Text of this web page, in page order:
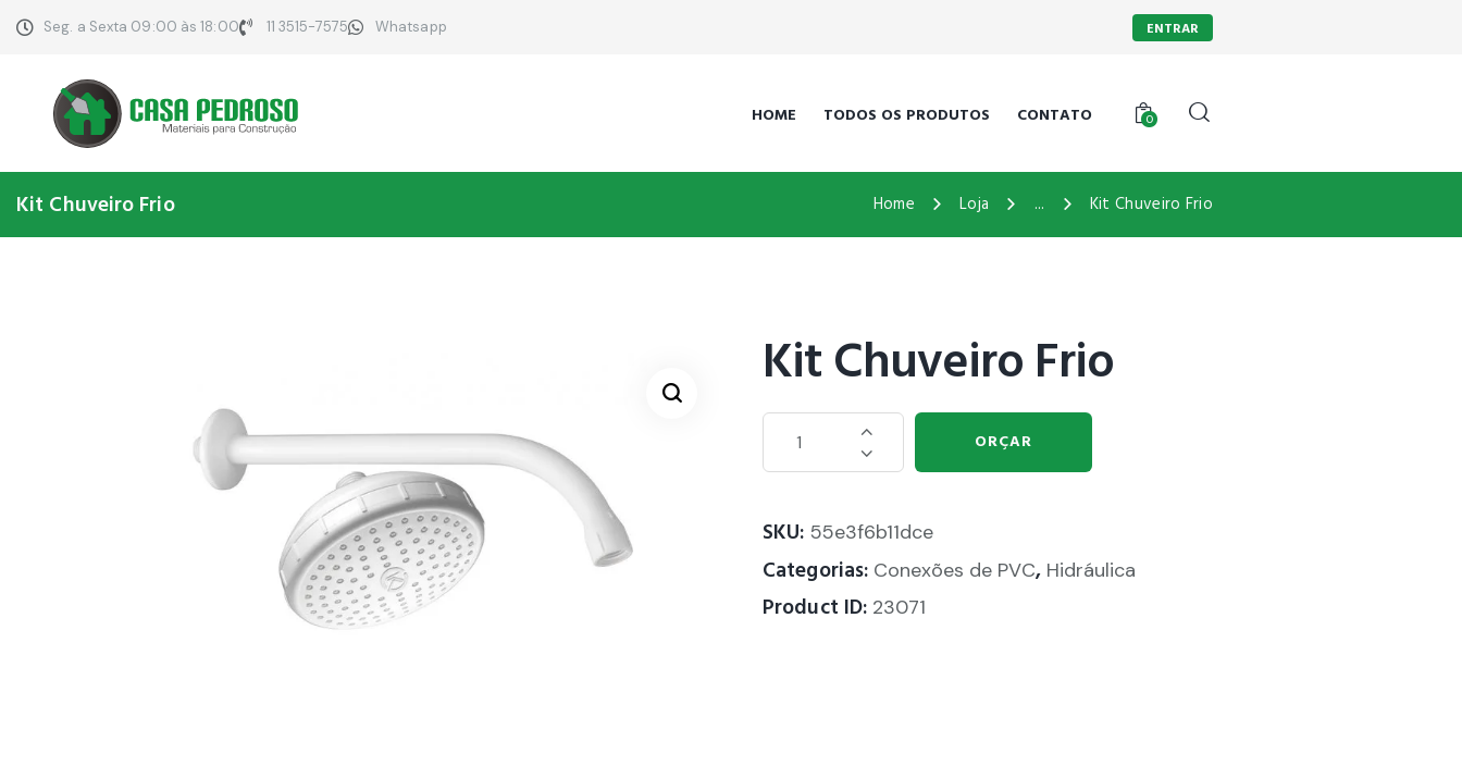
Seg. a Sexta 09:00 às 18:00 11 3515-7575 Whatsapp ENTRAR
HOME TODOS OS PRODUTOS CONTATO 0
Kit Chuveiro Frio Home Loja ... Kit Chuveiro Frio
Kit Chuveiro Frio
ORÇAR
SKU: 55e3f6b11dce
Categorias: Conexões de PVC, Hidráulica
Product ID: 23071